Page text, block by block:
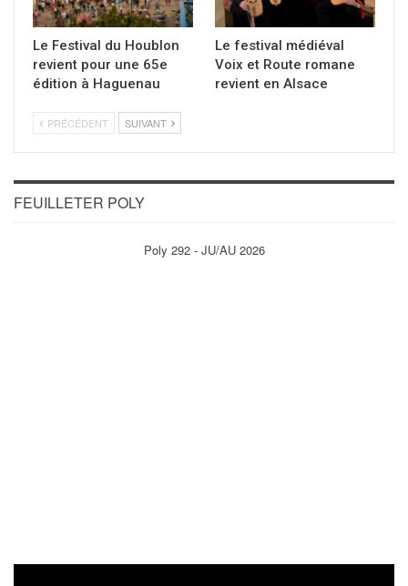
Le Festival du Houblon
revient pour une 65e
édition à Haguenau
Le festival médiéval
Voix et Route romane
revient en Alsace
PRÉCÉDENT SUIVANT
FEUILLETER POLY
Poly 292 - JU/AU 2026